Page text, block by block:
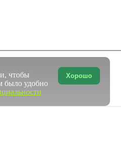
Хорошо
чтобы
было удобно